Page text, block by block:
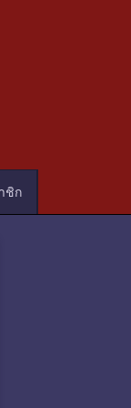
ชิก